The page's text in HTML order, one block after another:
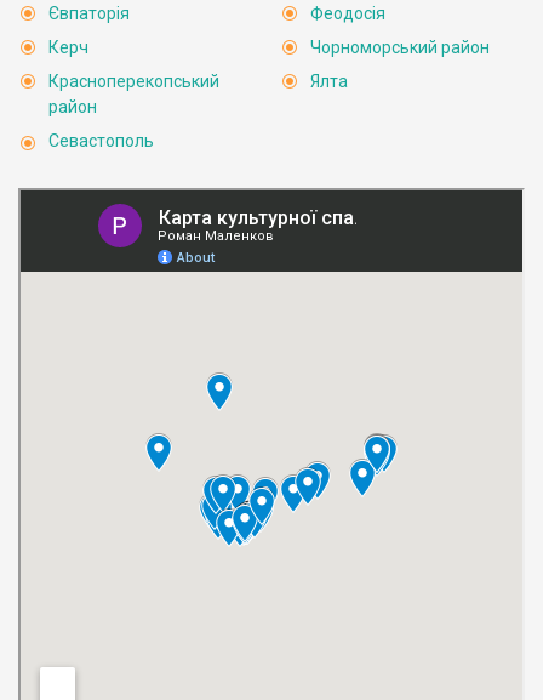
Євпаторія
Керч
Красноперекопський
район
Севастополь
Феодосія
Чорноморський район
Ялта